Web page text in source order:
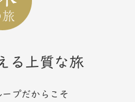
る上質な旅
プだからこそ